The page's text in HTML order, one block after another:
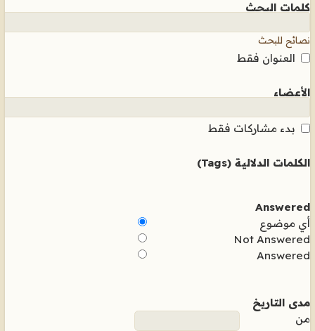
كلمات البحث
نصائح للبحث
العنوان فقط
الأعضاء
بدء مشاركات فقط
الكلمات الدلالية (Tags)
Answered
أي موضوع
Not Answered
Answered
مدى التاريخ
من